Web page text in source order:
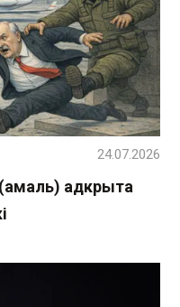
(амаль) адкрыта
24.07.2026